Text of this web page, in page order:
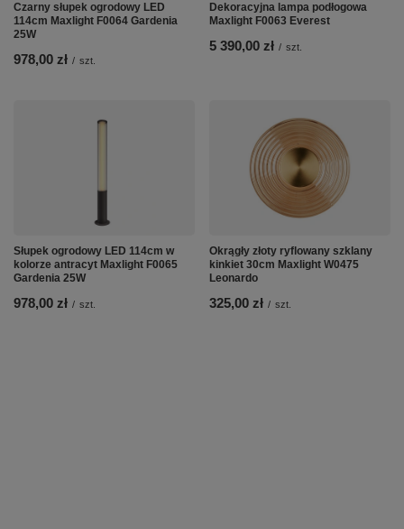
Czarny słupek ogrodowy LED
114cm Maxlight F0064 Gardenia
25W
978,00 zł / szt.
Dekoracyjna lampa podłogowa
Maxlight F0063 Everest
5 390,00 zł / szt.
Słupek ogrodowy LED 114cm w
kolorze antracyt Maxlight F0065
Gardenia 25W
978,00 zł / szt.
Okrągły złoty ryflowany szklany
kinkiet 30cm Maxlight W0475
Leonardo
325,00 zł / szt.